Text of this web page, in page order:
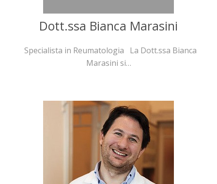
Dott.ssa Bianca Marasini
Specialista in Reumatologia La Dott.ssa Bianca
Marasini si…